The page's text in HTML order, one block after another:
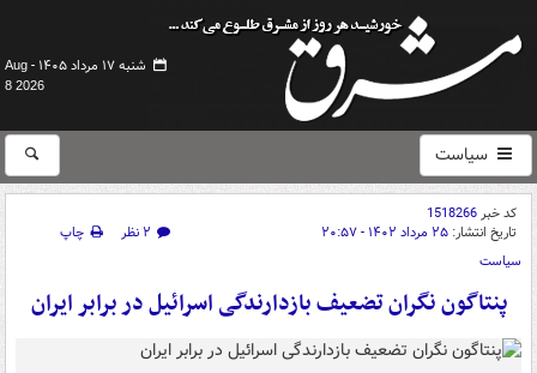
شنبه ۱۷ مرداد ۱۴۰۵ -
Aug
8 2026
سیاست
کد خبر1518266
تاریخ انتشار: ۲۵ مرداد ۱۴۰۲ - ۲۰:۵۷ ۲ نظر
چاپ
سیاست
پنتاگون نگران تضعیف بازدارندگی اسرائیل در برابر ایران